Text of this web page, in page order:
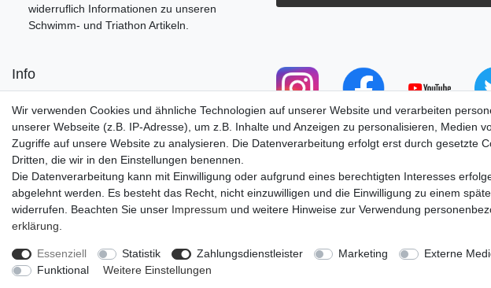
widerruflich Informationen zu unseren
Schwimm- und Triathon Artikeln.
Info
Retourenportal
Anfahrt/Öffnungszeiten
Versandkosten
Zu unserem Blog
Wir verwenden Cookies und ähnliche Technologien auf unserer Website und verarbeiten
unserer Webseite (z.B. IP-Adresse), um z.B. Inhalte und Anzeigen zu personalisieren, Medien
Zugriffe auf unsere Website zu analysieren. Die Datenverarbeitung erfolgt erst durch gesetzte
Dritten, die wir in den Einstellungen benennen.
Die Datenverarbeitung kann mit Einwilligung oder aufgrund eines berechtigten Interesses
abgelehnt werden. Es besteht das Recht, nicht einzuwilligen und die Einwilligung zu einem
widerrufen. Beachten Sie unser Impressum und weitere Hinweise zur Verwendung
erklärung
Essenziell Statistik Zahlungsdienstleister Marketing Externe
Funktional
Weitere Einstellungen